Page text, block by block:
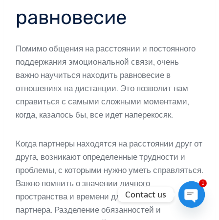
равновесие
Помимо общения на расстоянии и постоянного
поддержания эмоциональной связи, очень
важно научиться находить равновесие в
отношениях на дистанции. Это позволит нам
справиться с самыми сложными моментами,
когда, казалось бы, все идет наперекосяк.
Когда партнеры находятся на расстоянии друг от
друга, возникают определенные трудности и
проблемы, с которыми нужно уметь справляться.
Важно помнить о значении личного
пространства и времени для себя и для
партнера. Разделение обязанностей и
Contact us
1